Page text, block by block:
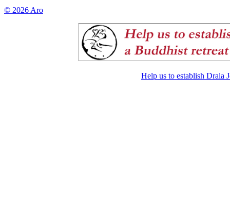
© 2026 Aro
Help us to establish Drala